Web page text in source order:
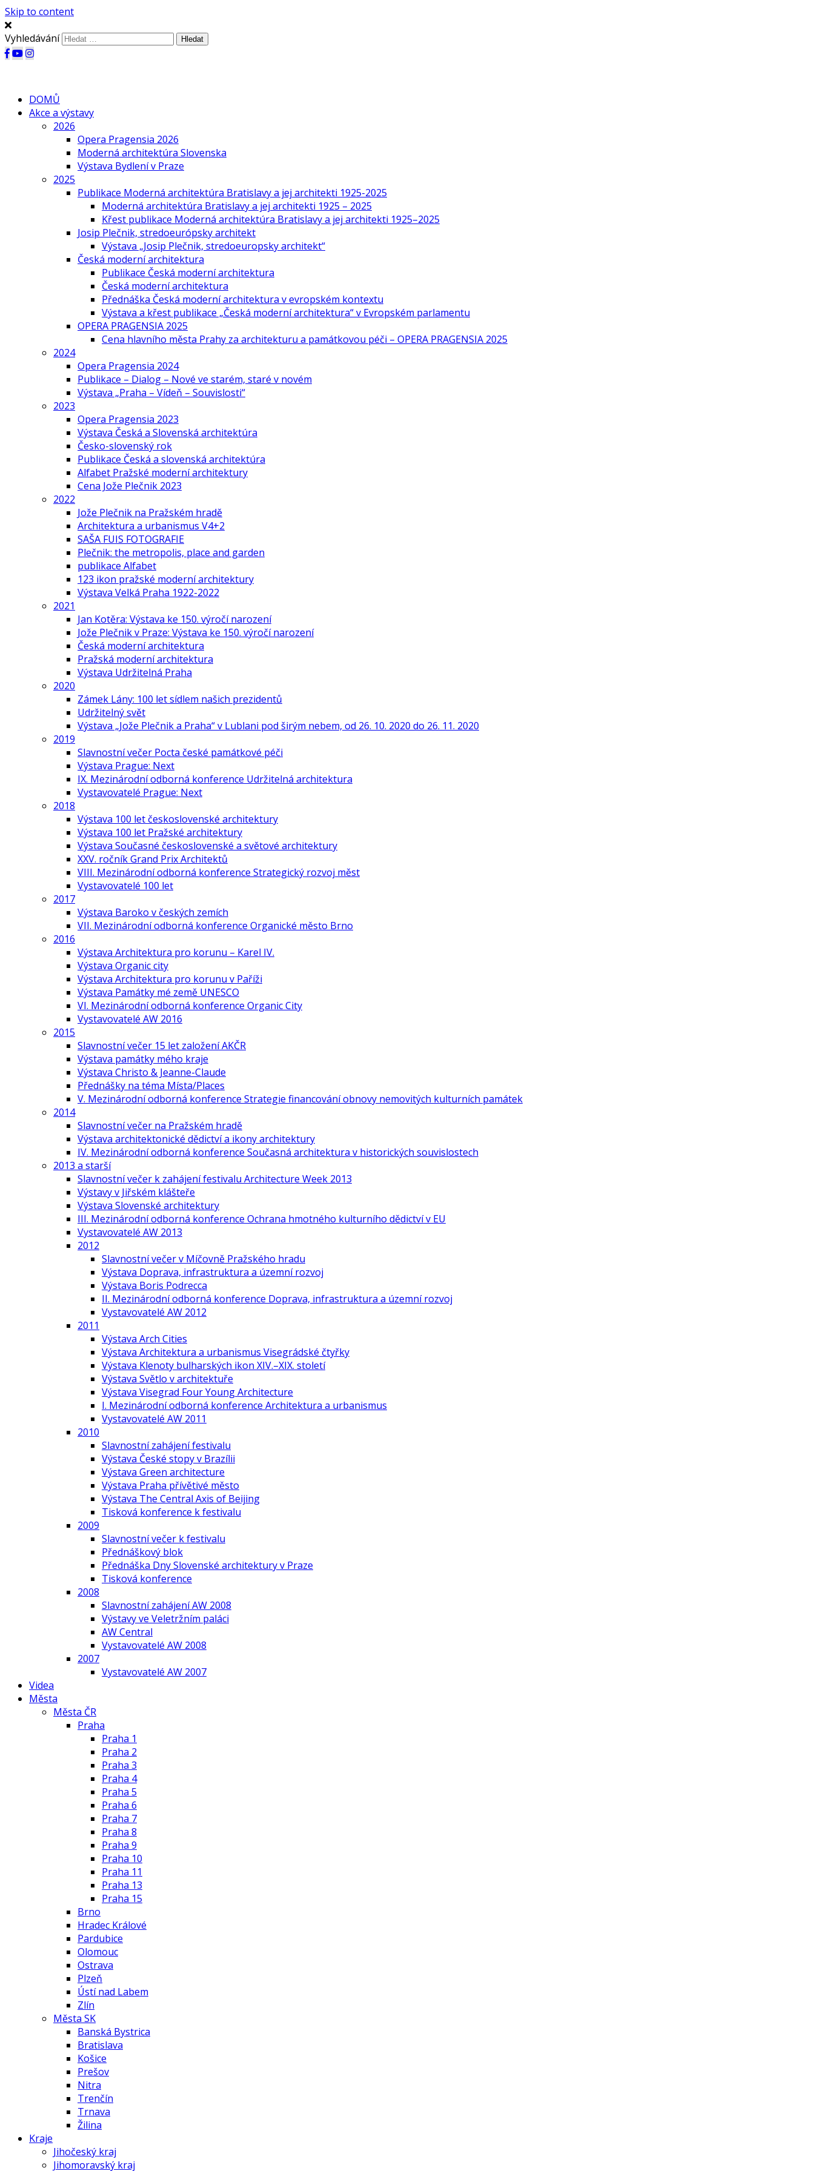
Skip to content
Vyhledávání
DOMŮ
Akce a výstavy
2026
Opera Pragensia 2026
Moderná architektúra Slovenska
Výstava Bydlení v Praze
2025
Publikace Moderná architektúra Bratislavy a jej architekti 1925-2025
Moderná architektúra Bratislavy a jej architekti 1925 – 2025
Křest publikace Moderná architektúra Bratislavy a jej architekti 1925–2025
Josip Plečnik, stredoeurópsky architekt
Výstava „Josip Plečnik, stredoeuropsky architekt“
Česká moderní architektura
Publikace Česká moderní architektura
Česká moderní architektura
Přednáška Česká moderní architektura v evropském kontextu
Výstava a křest publikace „Česká moderní architektura“ v Evropském parlamentu
OPERA PRAGENSIA 2025
Cena hlavního města Prahy za architekturu a památkovou péči – OPERA PRAGENSIA 2025
2024
Opera Pragensia 2024
Publikace – Dialog – Nové ve starém, staré v novém
Výstava „Praha – Vídeň – Souvislosti“
2023
Opera Pragensia 2023
Výstava Česká a Slovenská architektúra
Česko-slovenský rok
Publikace Česká a slovenská architektúra
Alfabet Pražské moderní architektury
Cena Jože Plečnik 2023
2022
Jože Plečnik na Pražském hradě
Architektura a urbanismus V4+2
SAŠA FUIS FOTOGRAFIE
Plečnik: the metropolis, place and garden
publikace Alfabet
123 ikon pražské moderní architektury
Výstava Velká Praha 1922-2022
2021
Jan Kotěra: Výstava ke 150. výročí narození
Jože Plečnik v Praze: Výstava ke 150. výročí narození
Česká moderní architektura
Pražská moderní architektura
Výstava Udržitelná Praha
2020
Zámek Lány: 100 let sídlem našich prezidentů
Udržitelný svět
Výstava „Jože Plečnik a Praha“ v Lublani pod širým nebem, od 26. 10. 2020 do 26. 11. 2020
2019
Slavnostní večer Pocta české památkové péči
Výstava Prague: Next
IX. Mezinárodní odborná konference Udržitelná architektura
Vystavovatelé Prague: Next
2018
Výstava 100 let československé architektury
Výstava 100 let Pražské architektury
Výstava Současné československé a světové architektury
XXV. ročník Grand Prix Architektů
VIII. Mezinárodní odborná konference Strategický rozvoj měst
Vystavovatelé 100 let
2017
Výstava Baroko v českých zemích
VII. Mezinárodní odborná konference Organické město Brno
2016
Výstava Architektura pro korunu – Karel IV.
Výstava Organic city
Výstava Architektura pro korunu v Paříži
Výstava Památky mé země UNESCO
VI. Mezinárodní odborná konference Organic City
Vystavovatelé AW 2016
2015
Slavnostní večer 15 let založení AKČR
Výstava památky mého kraje
Výstava Christo & Jeanne-Claude
Přednášky na téma Místa/Places
V. Mezinárodní odborná konference Strategie financování obnovy nemovitých kulturních památek
2014
Slavnostní večer na Pražském hradě
Výstava architektonické dědictví a ikony architektury
IV. Mezinárodní odborná konference Současná architektura v historických souvislostech
2013 a starší
Slavnostní večer k zahájení festivalu Architecture Week 2013
Výstavy v Jiřském klášteře
Výstava Slovenské architektury
III. Mezinárodní odborná konference Ochrana hmotného kulturního dědictví v EU
Vystavovatelé AW 2013
2012
Slavnostní večer v Míčovně Pražského hradu
Výstava Doprava, infrastruktura a územní rozvoj
Výstava Boris Podrecca
II. Mezinárodní odborná konference Doprava, infrastruktura a územní rozvoj
Vystavovatelé AW 2012
2011
Výstava Arch Cities
Výstava Architektura a urbanismus Visegrádské čtyřky
Výstava Klenoty bulharských ikon XIV.–XIX. století
Výstava Světlo v architektuře
Výstava Visegrad Four Young Architecture
I. Mezinárodní odborná konference Architektura a urbanismus
Vystavovatelé AW 2011
2010
Slavnostní zahájení festivalu
Výstava České stopy v Brazílii
Výstava Green architecture
Výstava Praha přívětivé město
Výstava The Central Axis of Beijing
Tisková konference k festivalu
2009
Slavnostní večer k festivalu
Přednáškový blok
Přednáška Dny Slovenské architektury v Praze
Tisková konference
2008
Slavnostní zahájení AW 2008
Výstavy ve Veletržním paláci
AW Central
Vystavovatelé AW 2008
2007
Vystavovatelé AW 2007
Videa
Města
Města ČR
Praha
Praha 1
Praha 2
Praha 3
Praha 4
Praha 5
Praha 6
Praha 7
Praha 8
Praha 9
Praha 10
Praha 11
Praha 13
Praha 15
Brno
Hradec Králové
Pardubice
Olomouc
Ostrava
Plzeň
Ústí nad Labem
Zlín
Města SK
Banská Bystrica
Bratislava
Košice
Prešov
Nitra
Trenčín
Trnava
Žilina
Kraje
Jihočeský kraj
Jihomoravský kraj